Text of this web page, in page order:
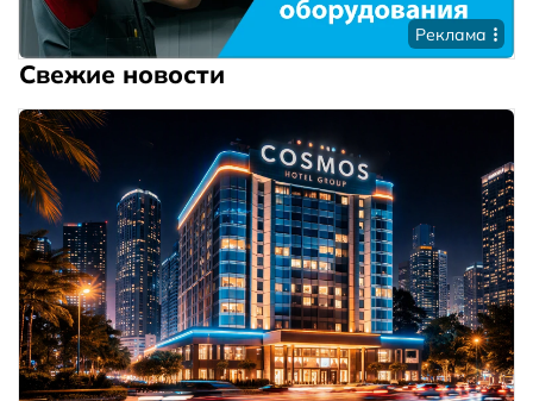
Реклама
Свежие новости